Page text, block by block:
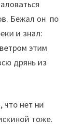
Бежал он по
и знал:
этим
дрянь из
что нет ни
тоже.